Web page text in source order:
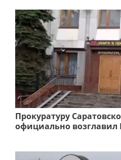
Прокуратуру
официально возглавил